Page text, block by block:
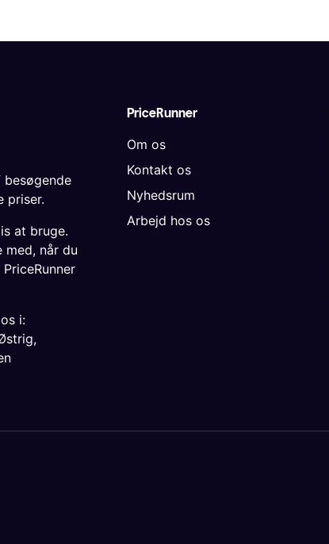
PriceRunner
Om os
Kontakt os
Nyhedsrum
Arbejd hos os
besøgende
priser.
at bruge.
når du
i:
,